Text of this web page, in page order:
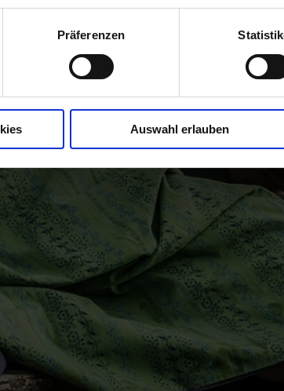
Präferenzen
Auswahl erlauben